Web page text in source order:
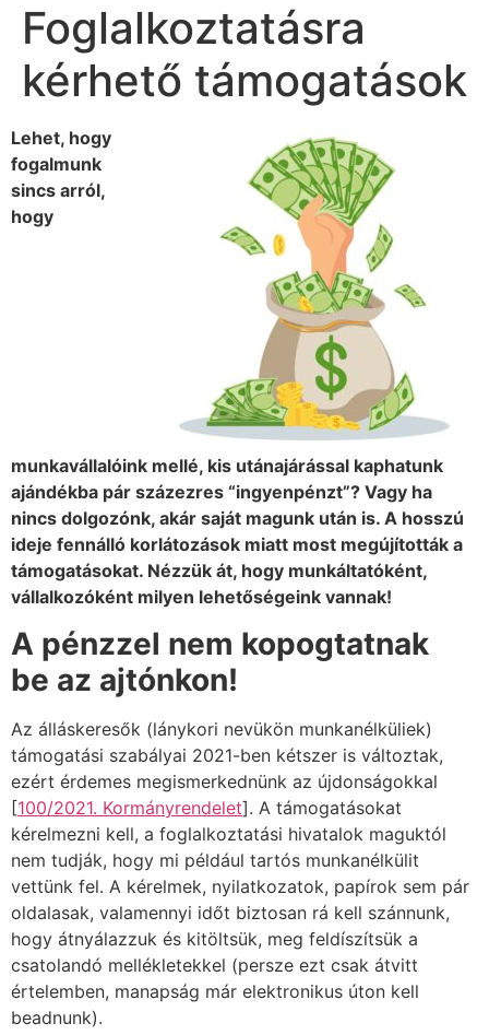
Foglalkoztatásra
kérhető támogatások
Lehet, hogy
fogalmunk
sincs arról,
hogy
munkavállalóink mellé, kis utánajárással kaphatunk
ajándékba pár százezres “ingyenpénzt”? Vagy ha
nincs dolgozónk, akár saját magunk után is. A hosszú
ideje fennálló korlátozások miatt most megújították a
támogatásokat. Nézzük át, hogy munkáltatóként,
vállalkozóként milyen lehetőségeink vannak!
A pénzzel nem kopogtatnak
be az ajtónkon!
Az álláskeresők (lánykori nevükön munkanélküliek)
támogatási szabályai 2021-ben kétszer is változtak,
ezért érdemes megismerkednünk az újdonságokkal
[100/2021. Kormányrendelet]. A támogatásokat
kérelmezni kell, a foglalkoztatási hivatalok maguktól
nem tudják, hogy mi például tartós munkanélkülit
vettünk fel. A kérelmek, nyilatkozatok, papírok sem pár
oldalasak, valamennyi időt biztosan rá kell szánnunk,
hogy átnyálazzuk és kitöltsük, meg feldíszítsük a
csatolandó mellékletekkel (persze ezt csak átvitt
értelemben, manapság már elektronikus úton kell
beadnunk).